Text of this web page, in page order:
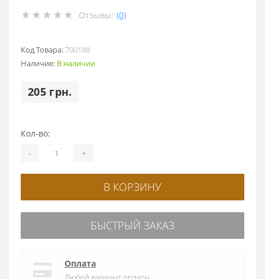
Отзывы: (0)
Код Товара:700188
Наличие: В наличии
205 грн.
Кол-во:
- +
В КОРЗИНУ
БЫСТРЫЙ ЗАКАЗ
Оплата